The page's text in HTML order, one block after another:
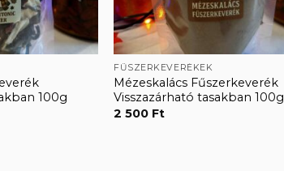
100g
FŰSZERKEVERÉKEK
Mézeskalács Fűszerkeverék
Visszazárható tasakban 100g
2 500 Ft